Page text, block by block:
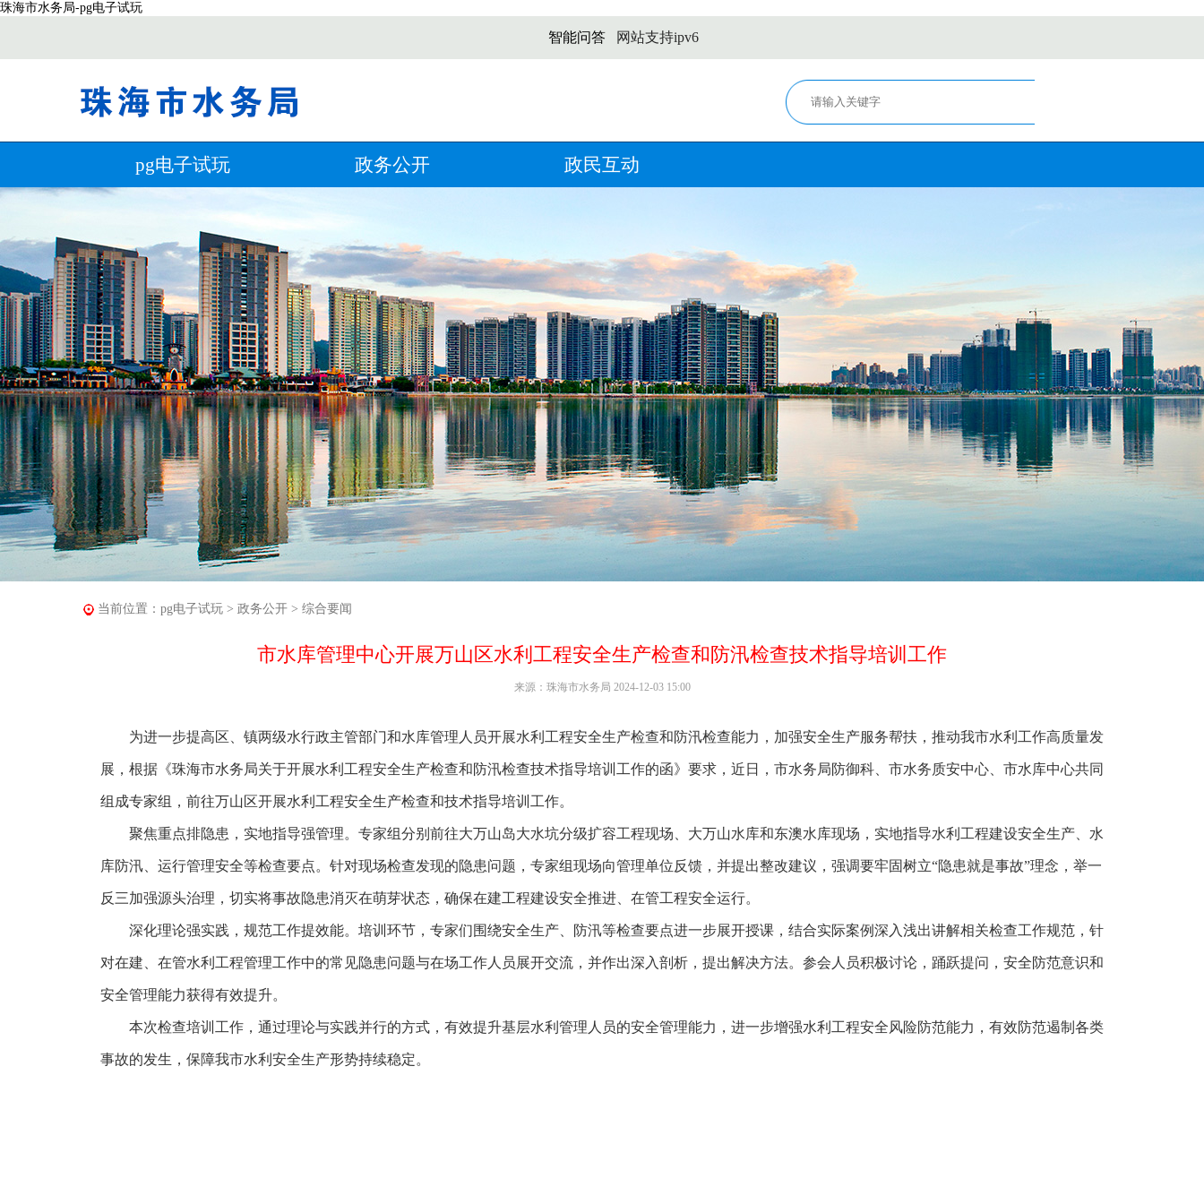
珠海市水务局-pg电子试玩
智能问答 网站支持ipv6
pg电子试玩 政务公开 政民互动
当前位置： pg电子试玩 > 政务公开 > 综合要闻
市水库管理中心开展万山区水利工程安全生产检查和防汛检查技术指导培训工作
来源：珠海市水务局 2024-12-03 15:00
为进一步提高区、镇两级水行政主管部门和水库管理人员开展水利工程安全生产检查和防汛检查能力，加强安全生产服务帮扶，推动我市水利工作高质量发
展，根据《珠海市水务局关于开展水利工程安全生产检查和防汛检查技术指导培训工作的函》要求，近日，市水务局防御科、市水务质安中心、市水库中心共同
组成专家组，前往万山区开展水利工程安全生产检查和技术指导培训工作。
聚焦重点排隐患，实地指导强管理。专家组分别前往大万山岛大水坑分级扩容工程现场、大万山水库和东澳水库现场，实地指导水利工程建设安全生产、水
库防汛、运行管理安全等检查要点。针对现场检查发现的隐患问题，专家组现场向管理单位反馈，并提出整改建议，强调要牢固树立“隐患就是事故”理念，举一
反三加强源头治理，切实将事故隐患消灭在萌芽状态，确保在建工程建设安全推进、在管工程安全运行。
深化理论强实践，规范工作提效能。培训环节，专家们围绕安全生产、防汛等检查要点进一步展开授课，结合实际案例深入浅出讲解相关检查工作规范，针
对在建、在管水利工程管理工作中的常见隐患问题与在场工作人员展开交流，并作出深入剖析，提出解决方法。参会人员积极讨论，踊跃提问，安全防范意识和
安全管理能力获得有效提升。
本次检查培训工作，通过理论与实践并行的方式，有效提升基层水利管理人员的安全管理能力，进一步增强水利工程安全风险防范能力，有效防范遏制各类
事故的发生，保障我市水利安全生产形势持续稳定。